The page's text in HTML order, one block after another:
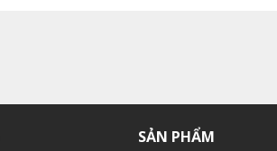
SẢN PHẨM